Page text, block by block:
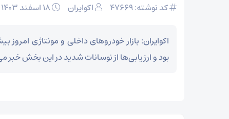
کد نوشته: 47669 اکوایران
اکوایران: بازار خودروهای داخلی و مونتاژی
بود و ارزیابی‌ها از نوسانات شدید در این بخش خبر